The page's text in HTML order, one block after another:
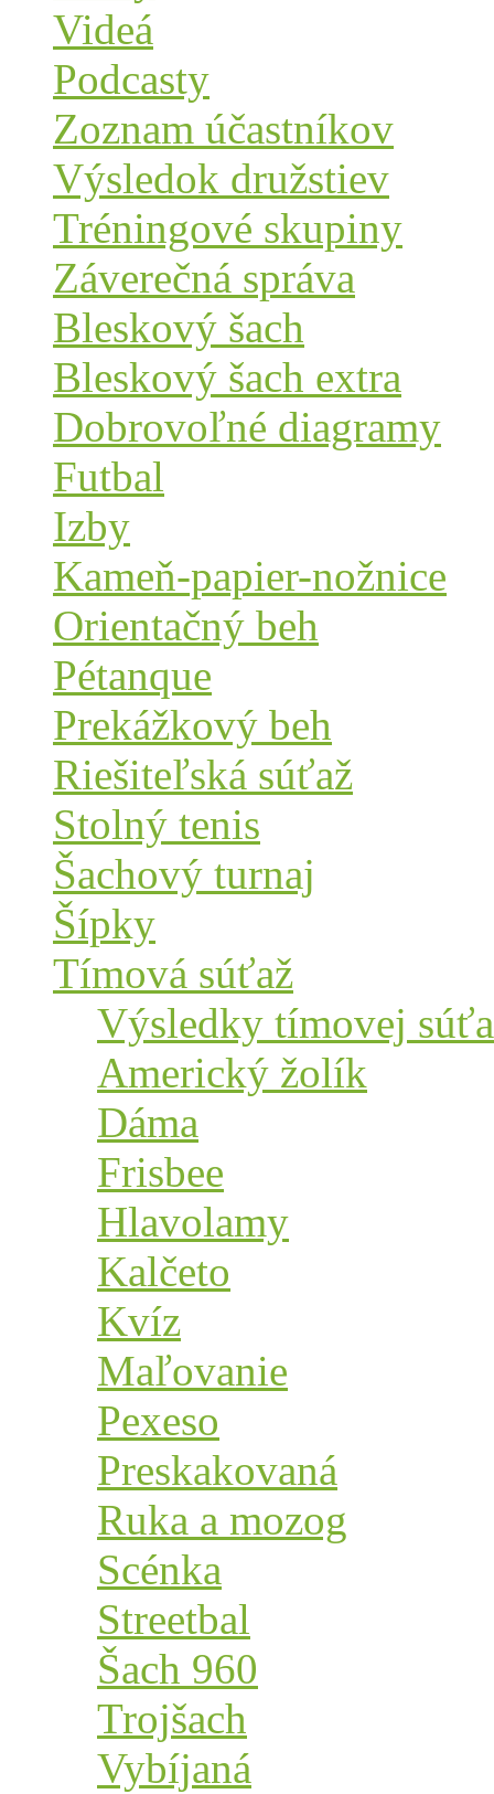
Videá
Podcasty
Zoznam účastníkov
Výsledok družstiev
Tréningové skupiny
Záverečná správa
Bleskový šach
Bleskový šach extra
Dobrovoľné diagramy
Futbal
Izby
Kameň-papier-nožnice
Orientačný beh
Pétanque
Prekážkový beh
Riešiteľská súťaž
Stolný tenis
Šachový turnaj
Šípky
Tímová súťaž
Výsledky tímovej
Americký žolík
Dáma
Frisbee
Hlavolamy
Kalčeto
Kvíz
Maľovanie
Pexeso
Preskakovaná
Ruka a mozog
Scénka
Streetbal
Šach 960
Trojšach
Vybíjaná